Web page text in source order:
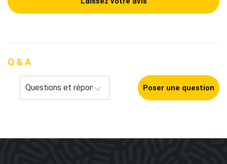
Q & A
Poser une question